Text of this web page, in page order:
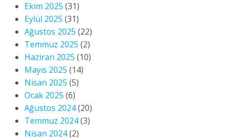
Ekim 2025 (31)
Eylül 2025 (31)
Ağustos 2025 (22)
Temmuz 2025 (2)
Haziran 2025 (10)
Mayıs 2025 (14)
Nisan 2025 (5)
Ocak 2025 (6)
Ağustos 2024(20)
Temmuz 2024(3)
Nisan 2024(2)